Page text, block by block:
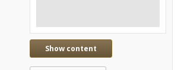
Show content